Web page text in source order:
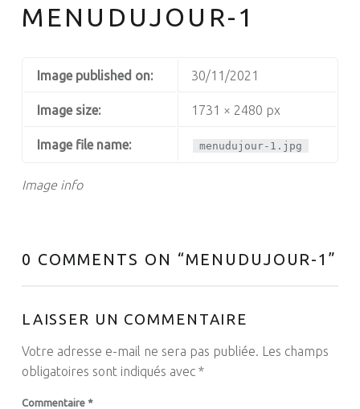
MENUDUJOUR-1
Image info
Image published on: 30/11/2021
Image size: 1731 × 2480 px
Image file name: menudujour-1.jpg
0 COMMENTS ON “MENUDUJOUR-1”
LAISSER UN COMMENTAIRE
Votre adresse e-mail ne sera pas publiée.
Les champs
obligatoires sont indiqués avec *
Commentaire *